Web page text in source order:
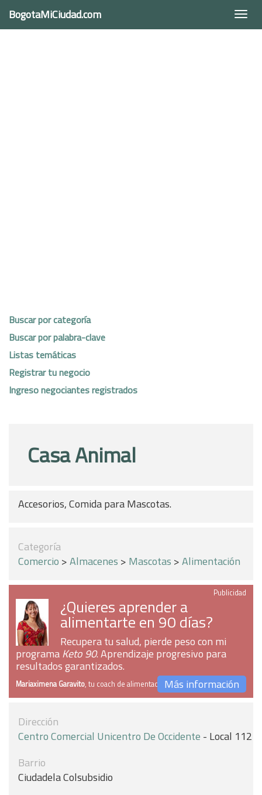
BogotaMiCiudad.com
Buscar por categoría
Buscar por palabra-clave
Listas temáticas
Registrar tu negocio
Ingreso negociantes registrados
Casa Animal
Accesorios, Comida para Mascotas.
Categoría
Comercio >Almacenes > Mascotas >Alimentación
Publicidad
¿Quieres aprender a
alimentarte en 90 días?
Recupera tu salud, pierde peso con mi
programaKeto 90. Aprendizaje progresivo para
resultados garantizados.
Mariaximena Garavito, tu coach de alimentaciónMás información
Dirección
Centro Comercial Unicentro De Occidente - Local 112
Barrio
Ciudadela Colsubsidio